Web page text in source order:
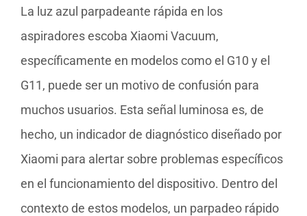
La luz azul parpadeante rápida en los
aspiradores escoba Xiaomi Vacuum,
específicamente en modelos como el G10 y el
G11, puede ser un motivo de confusión para
muchos usuarios. Esta señal luminosa es, de
hecho, un indicador de diagnóstico diseñado por
Xiaomi para alertar sobre problemas específicos
en el funcionamiento del dispositivo. Dentro del
contexto de estos modelos, un parpadeo rápido